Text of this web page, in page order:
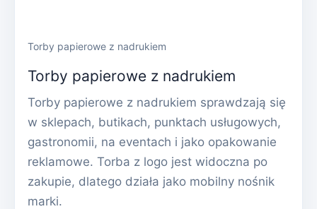
Torby papierowe z nadrukiem
Torby papierowe z nadrukiem
Torby papierowe z nadrukiem sprawdzają się
w sklepach, butikach, punktach usługowych,
gastronomii, na eventach i jako opakowanie
reklamowe. Torba z logo jest widoczna po
zakupie, dlatego działa jako mobilny nośnik
marki.